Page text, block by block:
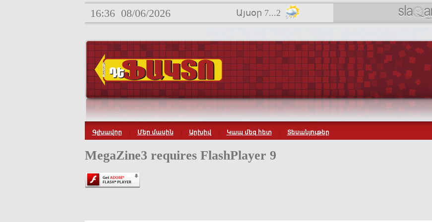
16:36 08/06/2026 Այսօր 7...2
Գլխավոր Մեր մասին Արխիվ Կապ մեզ հետ Տեսանյութեր
MegaZine3 requires FlashPlayer 9